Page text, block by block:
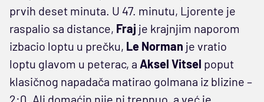
prvih deset minuta. U 47. minutu, Ljorente je
raspalio sa distance, Fraj je krajnjim naporom
izbacio loptu u prečku, Le Norman je vratio
loptu glavom u peterac, a Aksel Vitsel poput
klasičnog napadača matirao golmana iz blizine –
2:0. Ali domaćin nije ni trepnuo, a već je